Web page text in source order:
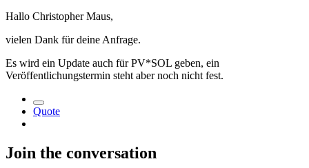
Hallo Christopher Maus,
vielen Dank für deine Anfrage.
Es wird ein Update auch für PV*SOL geben, ein
Veröffentlichungstermin steht aber noch nicht fest.
Quote
Join the conversation